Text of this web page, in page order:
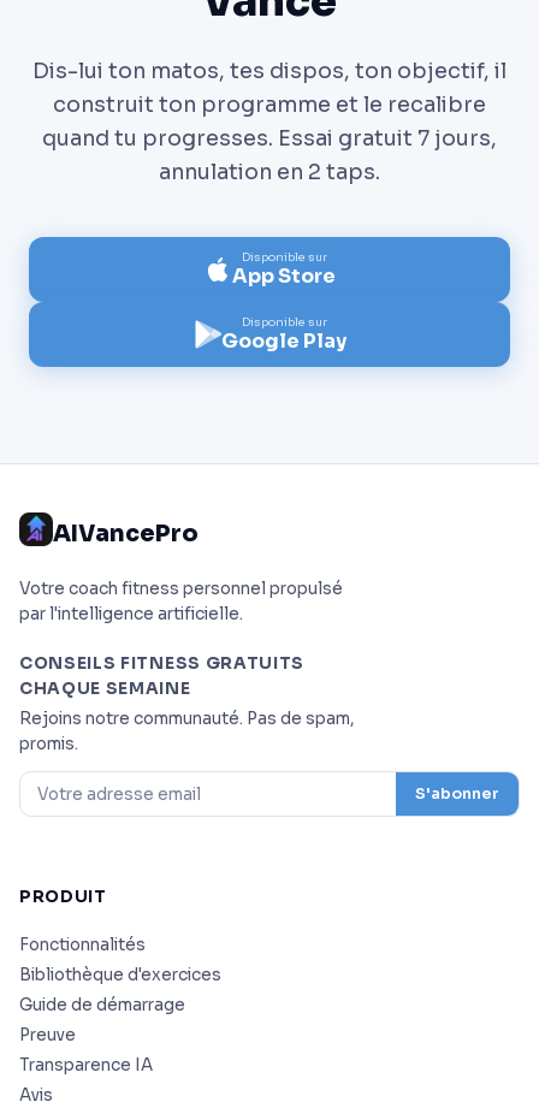
Dis-lui ton matos, tes dispos, ton objectif, il
construit ton programme et le recalibre
quand tu progresses. Essai gratuit 7 jours,
annulation en 2 taps.
Disponible sur
App Store
Disponible sur
Google Play
AIVancePro
Votre coach fitness personnel propulsé
par l'intelligence artificielle.
CONSEILS FITNESS GRATUITS
CHAQUE SEMAINE
Rejoins notre communauté. Pas de spam,
promis.
S'abonner
PRODUIT
Fonctionnalités
Bibliothèque d'exercices
Guide de démarrage
Preuve
Transparence IA
Avis